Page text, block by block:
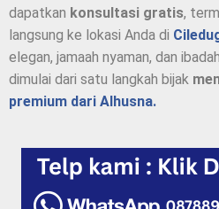
dapatkan konsultasi gratis,
langsung ke lokasi Anda di
elegan, jamaah nyaman, dan
dimulai dari satu langkah bijak
premium dari Alhusna.